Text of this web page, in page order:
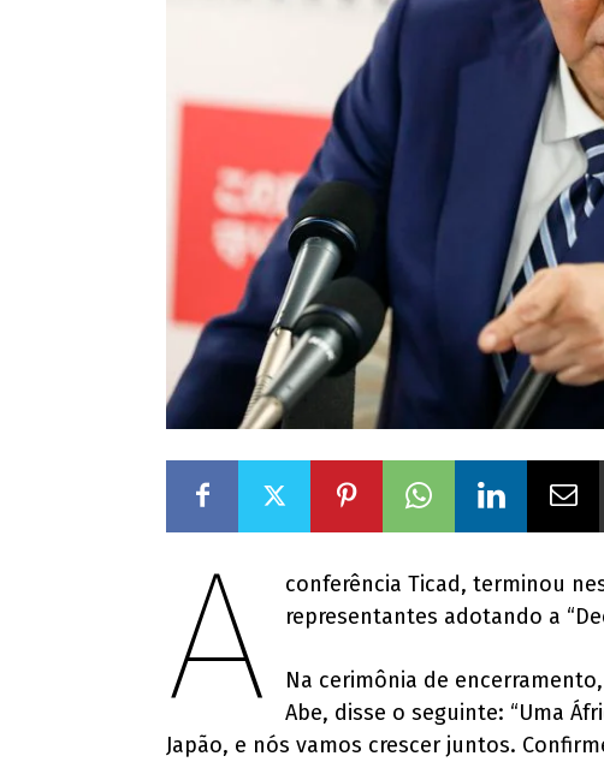
A
conferência Ticad, terminou
representantes adotando a
Na cerimônia de
Abe, disse o seguinte: “Uma
Japão, e nós vamos crescer juntos.